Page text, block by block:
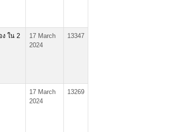
ง ใน 2
17 March
2024
13347
17 March
2024
13269